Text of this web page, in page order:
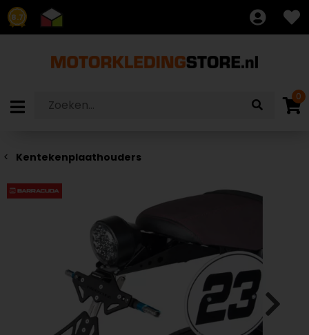
8.7
0
Kentekenplaathouders